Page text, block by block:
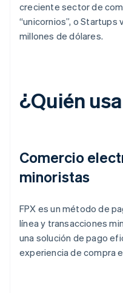
creciente sector de
“unicornios”, o Startups
millones de dólares.
¿Quién
Comercio
minoristas
FPX es un método de
línea y transacciones
una solución de pago
experiencia de compra